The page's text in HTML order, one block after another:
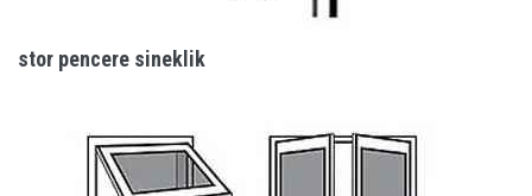
stor pencere sineklik